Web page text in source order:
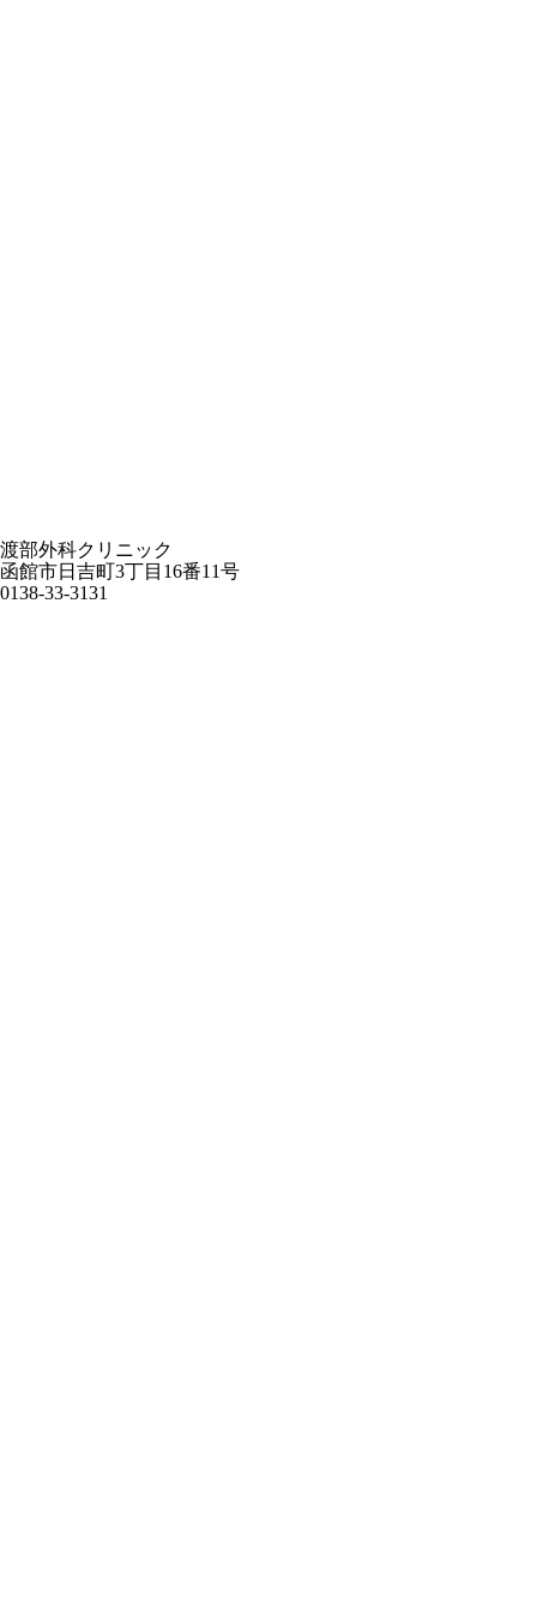
渡部外科クリニック
函館市日吉町3丁目16番11号
0138-33-3131